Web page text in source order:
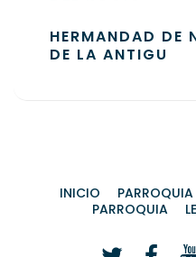
HERMANDAD DE
DE LA ANTIGU
INICIO PARROQUIA
PARROQUIA